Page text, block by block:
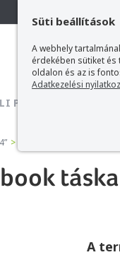
Süti beállítások
A webhely
érdekében sütiket
oldalon és az is
Adatkezelési
PC
>
A